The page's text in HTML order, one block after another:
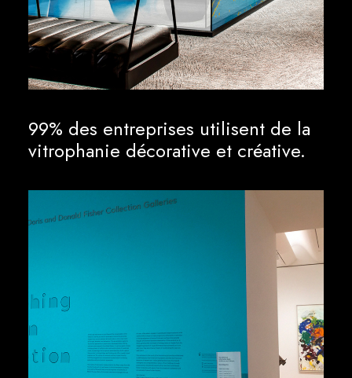
99% des entreprises utilisent de la
vitrophanie décorative et créative.